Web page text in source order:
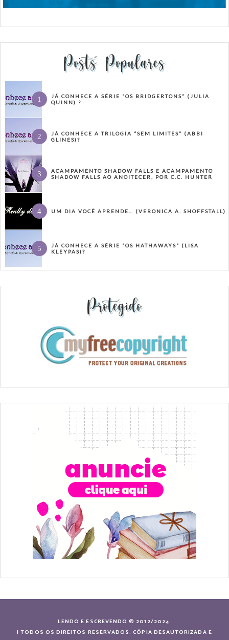
Posts Populares
JÁ CONHECE A SÉRIE “OS BRIDGERTONS” (JULIA
QUINN) ?
JÁ CONHECE A TRILOGIA “SEM LIMITES” (ABBI
GLINES)?
ACAMPAMENTO SHADOW FALLS E ACAMPAMENTO
SHADOW FALLS AO ANOITECER, POR C.C. HUNTER
UM DIA VOCÊ APRENDE… (VERONICA A. SHOFFSTALL)
JÁ CONHECE A SÉRIE “OS HATHAWAYS” (LISA
KLEYPAS)?
Protegido
LENDO E ESCREVENDO © 2012/2024.
| TODOS OS DIREITOS RESERVADOS. CÓPIA DESAUTORIZADA E